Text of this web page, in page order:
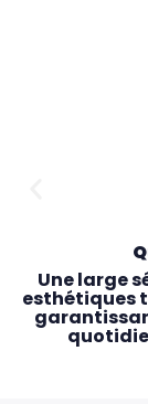
Une large
esthétiques